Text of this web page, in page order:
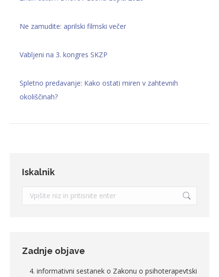
Ne zamudite: aprilski filmski večer
Vabljeni na 3. kongres SKZP
Spletno predavanje: Kako ostati miren v zahtevnih
okoliščinah?
Iskalnik
Search:
Zadnje objave
4. informativni sestanek o Zakonu o psihoterapevtski